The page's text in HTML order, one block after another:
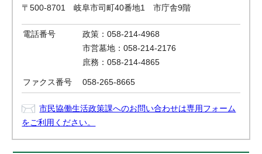
〒500-8701 岐阜市司町40番地1 市庁舎9階
電話番号
政策：058-214-4968
市営墓地：058-214-2176
庶務：058-214-4865
ファクス番号 058-265-8665
市民協働生活政策課へのお問い合わせは専用フォーム
をご利用ください。